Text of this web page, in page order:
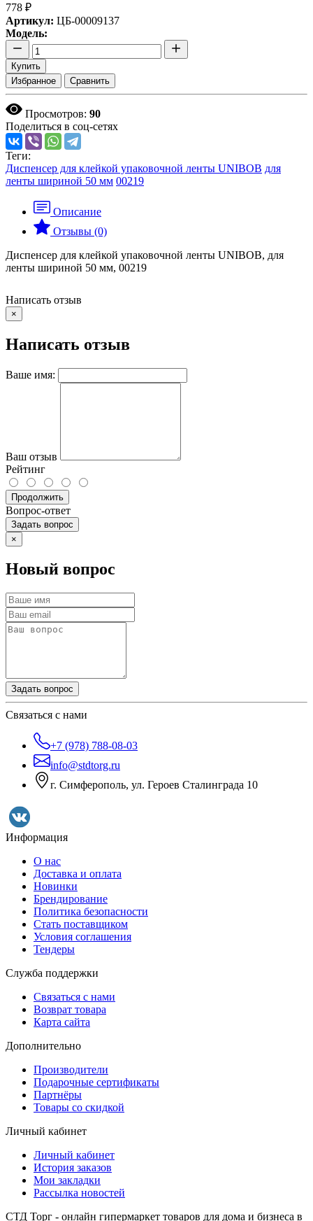
778 ₽
Артикул: ЦБ-00009137
Модель:
Купить
Избранное
Сравнить
Просмотров: 90
Поделиться в соц-сетях
Теги:
Диспенсер для клейкой упаковочной ленты UNIBOB для
ленты шириной 50 мм 00219
Описание
Отзывы (0)
Диспенсер для клейкой упаковочной ленты UNIBOB, для
ленты шириной 50 мм, 00219
Написать отзыв
×
Написать отзыв
Ваше имя:
Ваш отзыв
Рейтинг
Продолжить
Вопрос-ответ
Задать вопрос
×
Новый вопрос
Задать вопрос
Связаться с нами
+7 (978) 788-08-03
info@stdtorg.ru
г. Симферополь, ул. Героев Сталинграда 10
Информация
О нас
Доставка и оплата
Новинки
Брендирование
Политика безопасности
Стать поставщиком
Условия соглашения
Тендеры
Служба поддержки
Связаться с нами
Возврат товара
Карта сайта
Дополнительно
Производители
Подарочные сертификаты
Партнёры
Товары со скидкой
Личный кабинет
Личный кабинет
История заказов
Мои закладки
Рассылка новостей
СТД Торг - онлайн гипермаркет товаров для дома и бизнеса в